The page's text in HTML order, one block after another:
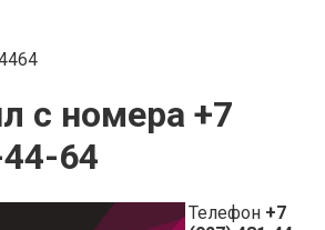
с номера +7
64
Телефон +7